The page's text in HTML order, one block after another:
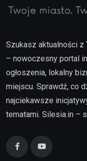
Szukasz aktualności z
– nowoczesny portal
ogłoszenia, lokalny
miejscu. Sprawdź, co
najciekawsze
tematami. Silesia.in –